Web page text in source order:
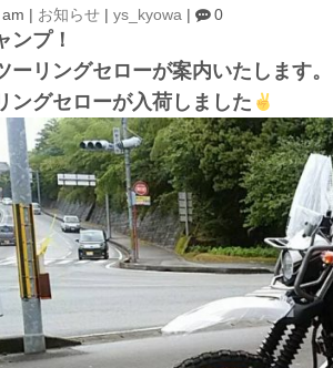
お知らせ ys_kyowa 0
ンプ！
ーリングセローが案内いたします。
ングセローが入荷しました